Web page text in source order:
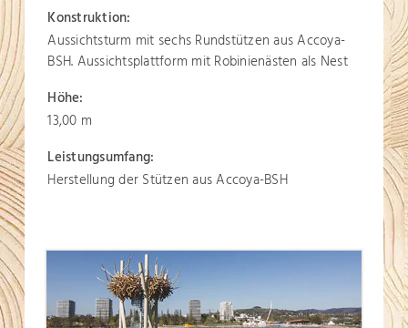
Konstruktion:
Aussichtsturm mit sechs Rundstützen aus Accoya-
BSH. Aussichtsplattform mit Robinienästen als Nest
Höhe:
13,00 m
Leistungsumfang:
Herstellung der Stützen aus Accoya-BSH